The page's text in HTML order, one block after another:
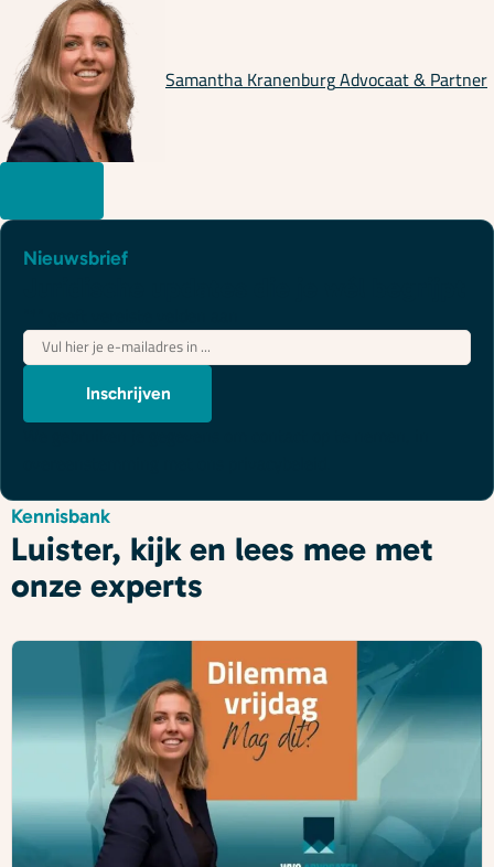
Samantha KranenburgAdvocaat & Partner
Nieuwsbrief
E-
mailadres*
Inschrijven
Kennisbank
Luister, kijk en lees mee met
onze experts